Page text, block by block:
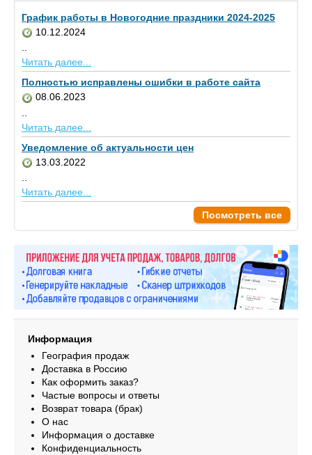
График работы в Новогодние праздники 2024-2025
10.12.2024
..
Читать далее...
Полностью исправлены ошибки в работе сайта
08.06.2023
Читать далее...
Уведомление об актуальности цен
13.03.2022
Читать далее...
Посмотреть все
Информация
География продаж
Доставка в Россию
Как оформить заказ?
Частые вопросы и ответы
Возврат товара (брак)
О нас
Информация о доставке
Конфиденциальность